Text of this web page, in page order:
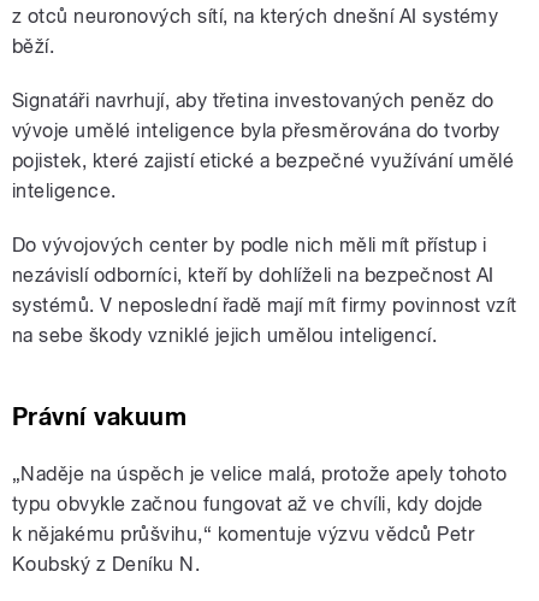
z otců neuronových sítí, na kterých dnešní AI systémy
běží.
Signatáři navrhují, aby třetina investovaných peněz do
vývoje umělé inteligence byla přesměrována do tvorby
pojistek, které zajistí etické a bezpečné využívání umělé
inteligence.
Do vývojových center by podle nich měli mít přístup i
nezávislí odborníci, kteří by dohlíželi na bezpečnost AI
systémů. V neposlední řadě mají mít firmy povinnost vzít
na sebe škody vzniklé jejich umělou inteligencí.
Právní vakuum
„Naděje na úspěch je velice malá, protože apely tohoto
typu obvykle začnou fungovat až ve chvíli, kdy dojde
k nějakému průšvihu,“ komentuje výzvu vědců Petr
Koubský z Deníku N.